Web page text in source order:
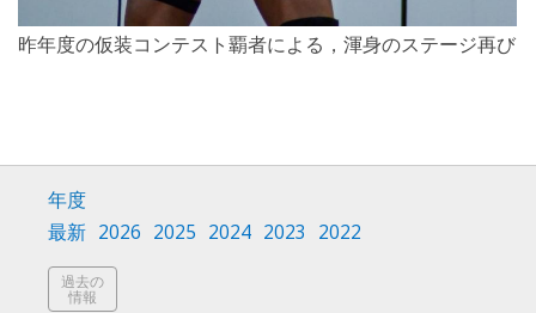
昨年度の仮装コンテスト覇者による，渾身のステージ再び
年度
最新 2026 2025 2024 2023 2022
過去の
情報